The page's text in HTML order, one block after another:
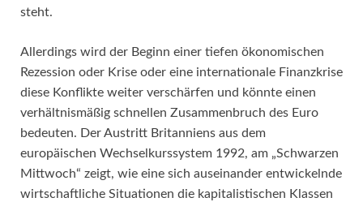
steht.
Allerdings wird der Beginn einer tiefen ökonomischen
Rezession oder Krise oder eine internationale Finanzkrise
diese Konflikte weiter verschärfen und könnte einen
verhältnismäßig schnellen Zusammenbruch des Euro
bedeuten. Der Austritt Britanniens aus dem
europäischen Wechselkurssystem 1992, am „Schwarzen
Mittwoch“ zeigt, wie eine sich auseinander entwickelnde
wirtschaftliche Situationen die kapitalistischen Klassen